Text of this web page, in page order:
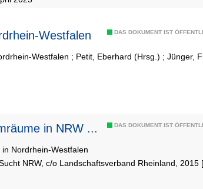
DAS DOKUMENT IST
Westfalen
Westfalen ; Petit, Eberhard (Hrsg.) ; Jünger,
DAS DOKUMENT IST
in NRW ...
Nordrhein-Westfalen
NRW, c/o Landschaftsverband Rheinland,